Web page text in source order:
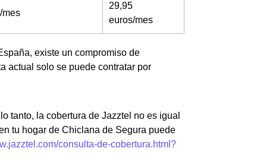
mes
29,95
euros/mes
existe un compromiso de
actual solo se puede contratar por
tanto, la cobertura de Jazztel no es igual
tu hogar de Chiclana de Segura puede
consulta-de-cobertura.html?